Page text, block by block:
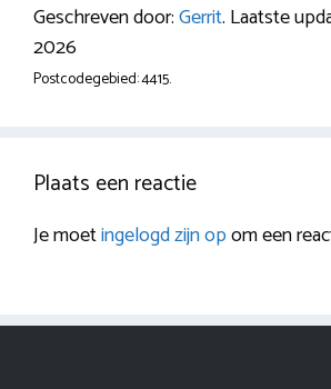
Geschreven door:Gerrit. Laatste
2026
Postcodegebied: 4415.
Plaats een reactie
Je moetingelogd zijn opom een